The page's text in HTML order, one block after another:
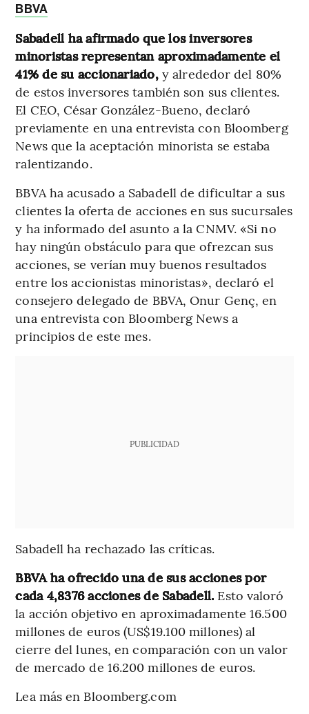
BBVA
Sabadell ha afirmado que los inversores
minoristas representan aproximadamente el
41% de su accionariado,y alrededor del 80%
de estos inversores también son sus clientes.
El CEO, César González-Bueno, declaró
previamente en una entrevista con Bloomberg
News que la aceptación minorista se estaba
ralentizando.
BBVA ha acusado a Sabadell de dificultar a sus
clientes la oferta de acciones en sus sucursales
y ha informado del asunto a la CNMV. «Si no
hay ningún obstáculo para que ofrezcan sus
acciones, se verían muy buenos resultados
entre los accionistas minoristas», declaró el
consejero delegado de BBVA, Onur Genç, en
una entrevista con Bloomberg News a
principios de este mes.
PUBLICIDAD
Sabadell ha rechazado las críticas.
BBVA ha ofrecido una de sus acciones por
cada 4,8376 acciones de Sabadell. Esto valoró
la acción objetivo en aproximadamente 16.500
millones de euros (US$19.100 millones) al
cierre del lunes, en comparación con un valor
de mercado de 16.200 millones de euros.
Lea más en Bloomberg.com